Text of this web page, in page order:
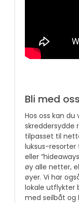
Bli med
Hos oss kan
skreddersydde
tilpasset til
luksus-resorter
eller
øy alle netter,
øyer. Vi har
lokale utflykter
med seilbåt og